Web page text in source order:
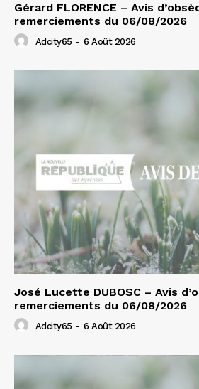
Gérard FLORENCE – Avis
remerciements du 06/08/2026
Adcity65 - 6 Août 2026
José Lucette DUBOSC – Avis
remerciements du 06/08/2026
Adcity65 - 6 Août 2026